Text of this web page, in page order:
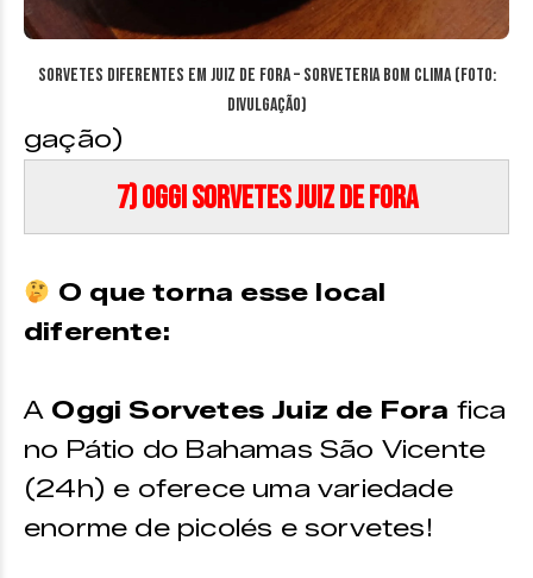
Sorvetes diferentes em Juiz de Fora – Sorveteria Bom Clima (Foto:
Divulgação)
gação)
7) Oggi Sorvetes Juiz de Fora
O que torna esse local
diferente:
A Oggi Sorvetes Juiz de Fora fica
no Pátio do Bahamas São Vicente
(24h) e oferece uma variedade
enorme de picolés e sorvetes!